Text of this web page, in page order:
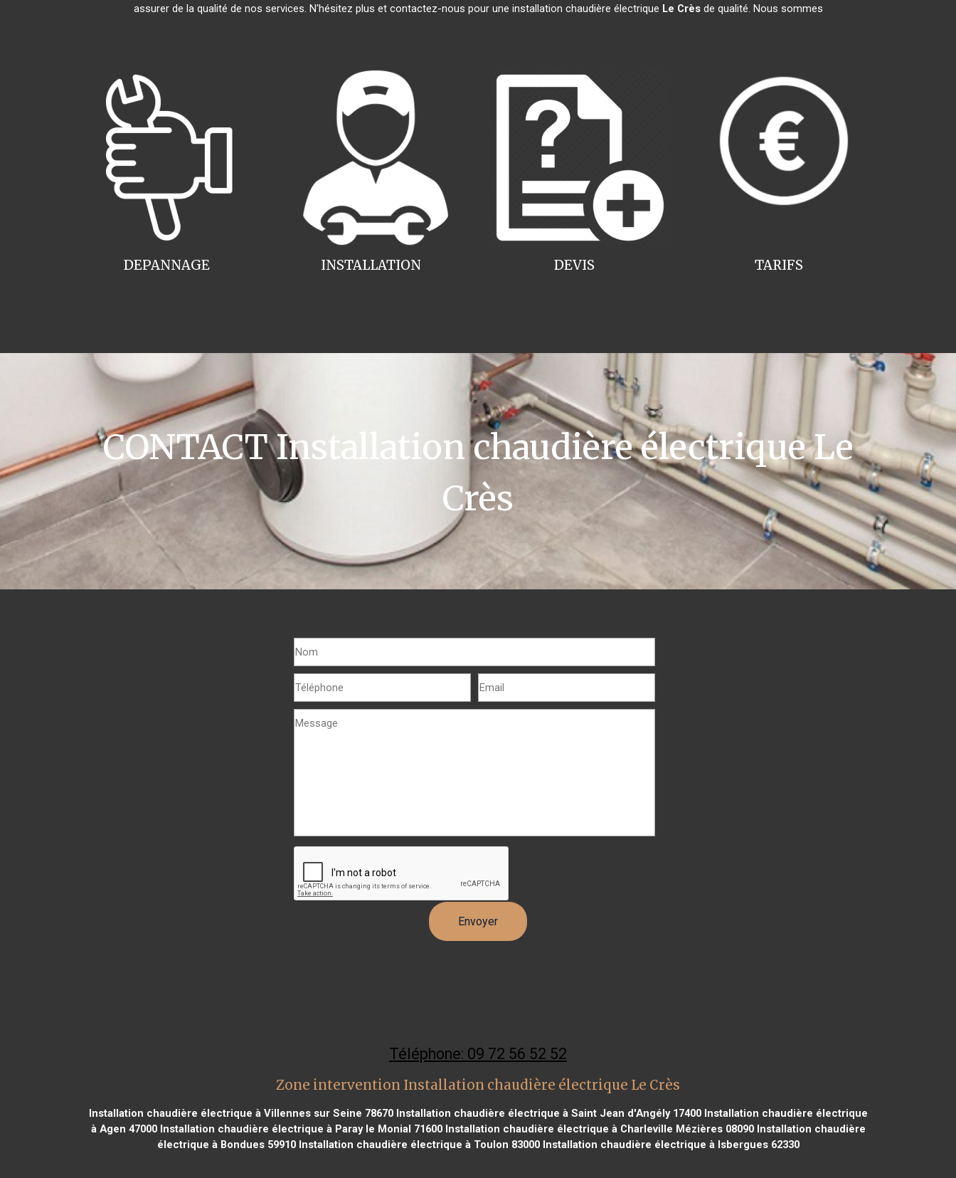
assurer de la qualité de nos services. N'hésitez plus et contactez-nous pour une installation chaudière électrique Le Crèsde qualité. Nous sommes
INSTALLATION
DEPANNAGE TARIFS
DEVIS
CONTACT Installation chaudière électrique Le
Crès
Téléphone: 09 72 56 52 52
Zone intervention Installation chaudière électrique Le Crès
Installation chaudière électrique à Villennes sur Seine 78670Installation chaudière électrique à Saint Jean d'Angély 17400Installation chaudière électrique
à Agen 47000Installation chaudière électrique à Paray le Monial 71600Installation chaudière électrique à Charleville Mézières 08090Installation chaudière
électrique à Bondues 59910Installation chaudière électrique à Toulon 83000Installation chaudière électrique à Isbergues 62330